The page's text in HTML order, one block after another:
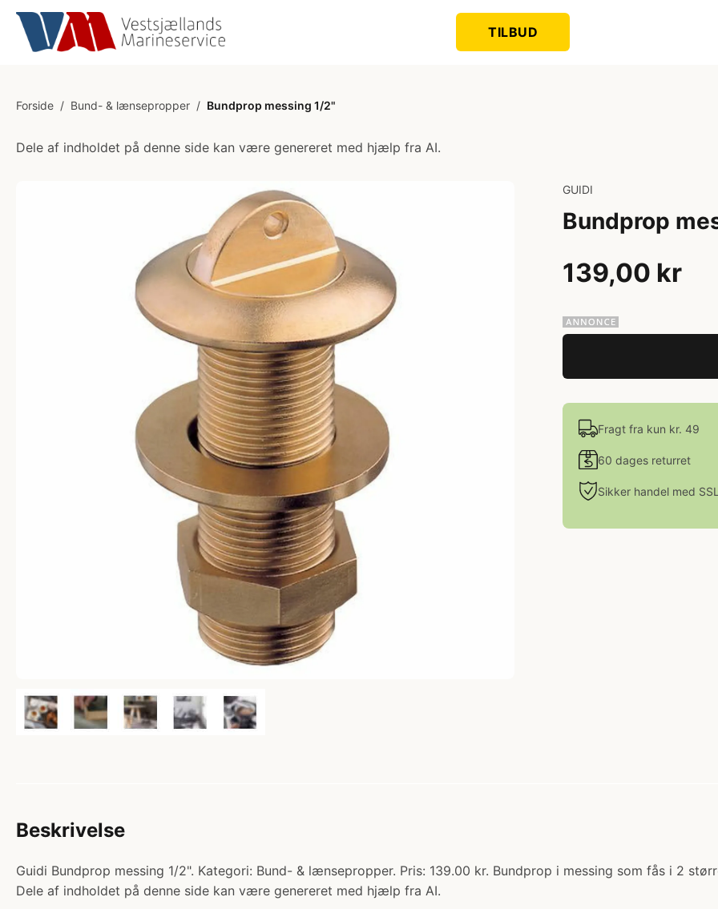
TILBUD
Forside / Bund- & lænsepropper / Bundprop messing 1/2"
Dele af indholdet på denne side kan være genereret med hjælp fra AI.
GUIDI
Bundprop
139,00 kr
Fragt fra kun kr. 49
60 dages returret
Sikker handel med
Beskrivelse
Guidi Bundprop messing 1/2". Kategori: Bund- & lænsepropper. Pris: 139.00 kr. Bundprop i messing som fås i 2
Dele af indholdet på denne side kan være genereret med hjælp fra AI.